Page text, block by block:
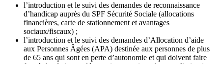
l’introduction et le suivi des demandes de reconnaissance
d’handicap auprès du SPF Sécurité Sociale (allocations
financières, carte de stationnement et avantages
sociaux/fiscaux) ;
l’introduction et le suivi des demandes d’Allocation d’aide
aux Personnes Âgées (APA) destinée aux personnes de plus
de 65 ans qui sont en perte d’autonomie et qui doivent faire